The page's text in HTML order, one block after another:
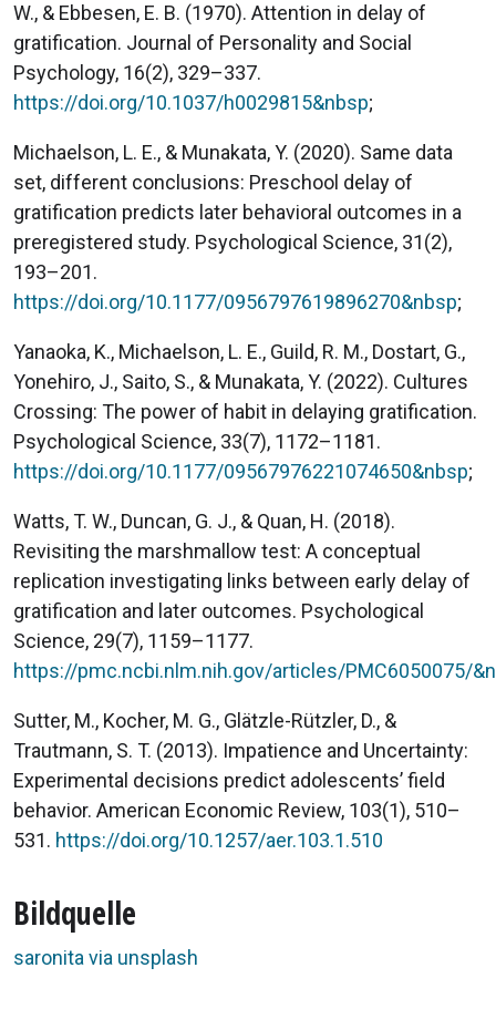
W., & Ebbesen, E. B. (1970). Attention in delay of
gratification. Journal of Personality and Social
Psychology, 16(2), 329–337.
https://doi.org/10.1037/h0029815&nbsp;
Michaelson, L. E., & Munakata, Y. (2020). Same data
set, different conclusions: Preschool delay of
gratification predicts later behavioral outcomes in a
preregistered study. Psychological Science, 31(2),
193–201.
https://doi.org/10.1177/0956797619896270&nbsp;
Yanaoka, K., Michaelson, L. E., Guild, R. M., Dostart, G.,
Yonehiro, J., Saito, S., & Munakata, Y. (2022). Cultures
Crossing: The power of habit in delaying gratification.
Psychological Science, 33(7), 1172–1181.
https://doi.org/10.1177/09567976221074650&nbsp;
Watts, T. W., Duncan, G. J., & Quan, H. (2018).
Revisiting the marshmallow test: A conceptual
replication investigating links between early delay of
gratification and later outcomes. Psychological
Science, 29(7), 1159–1177.
https://pmc.ncbi.nlm.nih.gov/articles/PMC6050075/
Sutter, M., Kocher, M. G., Glätzle-Rützler, D., &
Trautmann, S. T. (2013). Impatience and Uncertainty:
Experimental decisions predict adolescents’ field
behavior. American Economic Review, 103(1), 510–
531. https://doi.org/10.1257/aer.103.1.510
Bildquelle
saronita via unsplash